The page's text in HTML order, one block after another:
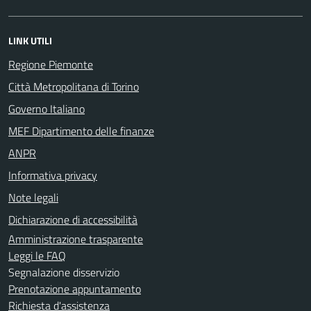
LINK UTILI
Regione Piemonte
Città Metropolitana di Torino
Governo Italiano
MEF Dipartimento delle finanze
ANPR
Informativa privacy
Note legali
Dichiarazione di accessibilità
Amministrazione trasparente
Leggi le FAQ
Segnalazione disservizio
Prenotazione appuntamento
Richiesta d'assistenza